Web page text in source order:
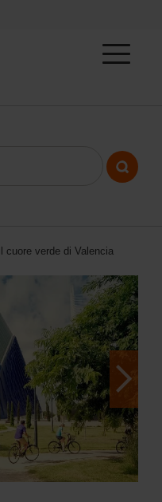
cuore verde di Valencia